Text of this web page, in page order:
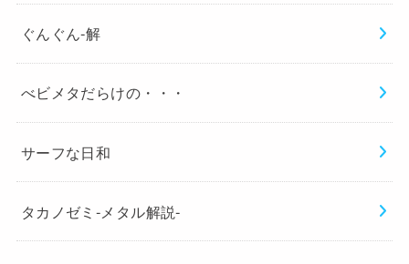
ぐんぐん-解
べビメタだらけの・・・
サーフな日和
タカノゼミ-メタル解説-